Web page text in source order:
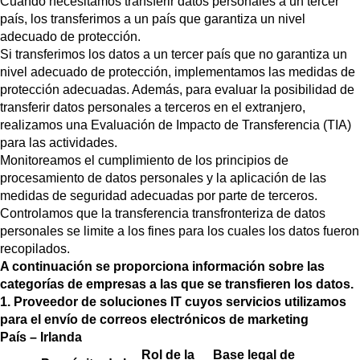
país, los transferimos a un país que garantiza un nivel
adecuado de protección.
Si transferimos los datos a un tercer país que no garantiza un
nivel adecuado de protección, implementamos las medidas de
protección adecuadas. Además, para evaluar la posibilidad de
transferir datos personales a terceros en el extranjero,
realizamos una Evaluación de Impacto de Transferencia (TIA)
para las actividades.
Monitoreamos el cumplimiento de los principios de
procesamiento de datos personales y la aplicación de las
medidas de seguridad adecuadas por parte de terceros.
Controlamos que la transferencia transfronteriza de datos
personales se limite a los fines para los cuales los datos fueron
recopilados.
A continuación se proporciona información sobre las
categorías de empresas a las que se transfieren los datos.
1. Proveedor de soluciones IT cuyos servicios utilizamos
para el envío de correos electrónicos de marketing
País – Irlanda
Rol de la Base legal de